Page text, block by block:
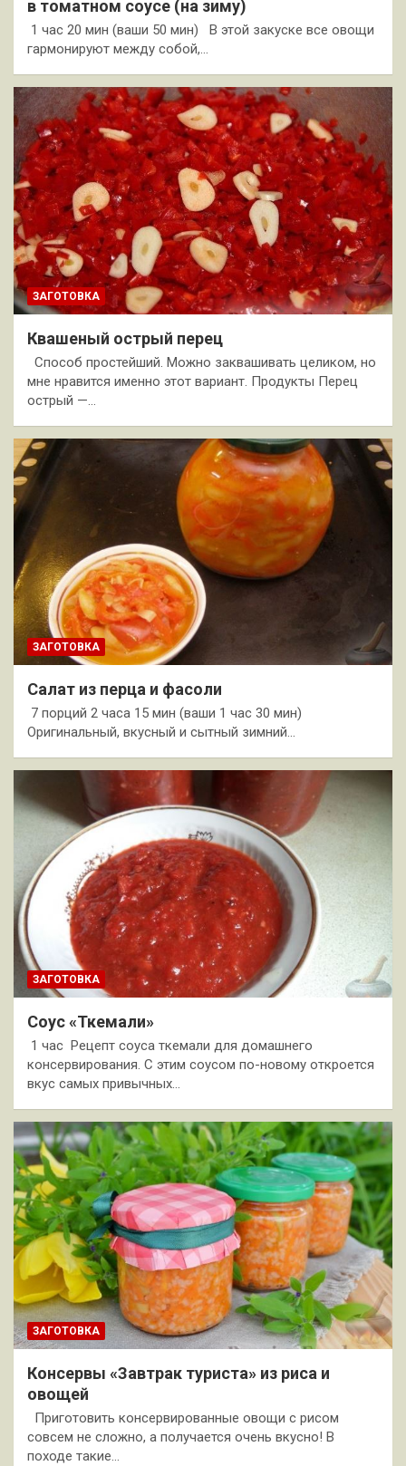
в томатном соусе (на зиму)
1 час 20 мин (ваши 50 мин) В этой закуске все овощи
гармонируют между собой,…
ЗАГОТОВКА
Квашеный острый перец
Способ простейший. Можно заквашивать целиком, но
мне нравится именно этот вариант. Продукты Перец
острый —…
ЗАГОТОВКА
Салат из перца и фасоли
7 порций 2 часа 15 мин (ваши 1 час 30 мин)
Оригинальный, вкусный и сытный зимний…
ЗАГОТОВКА
Соус «Ткемали»
1 час Рецепт соуса ткемали для домашнего
консервирования. С этим соусом по-новому откроется
вкус самых привычных…
ЗАГОТОВКА
Консервы «Завтрак туриста» из риса и
овощей
Приготовить консервированные овощи с рисом
совсем не сложно, а получается очень вкусно! В
походе такие…